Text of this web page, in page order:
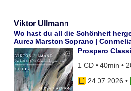
Viktor Ullmann
Wo hast du all die Schönheit
Aurea Marston Soprano |
Prospero
1 CD • 40min •
24.07.2026 •